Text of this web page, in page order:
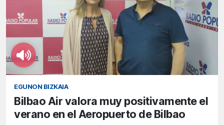
EGUNON BIZKAIA
Bilbao Air valora muy positivamente el
verano en el Aeropuerto de Bilbao